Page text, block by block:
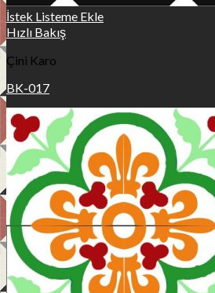
İstek Listeme Ekle
Hızlı Bakış
Çini Karo
BK-017